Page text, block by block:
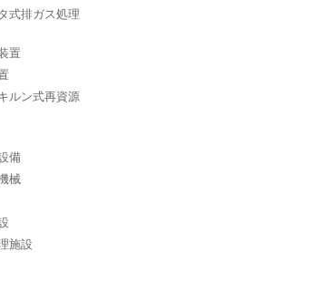
式排ガス処理
置
ルン式再資源
備
械
施設